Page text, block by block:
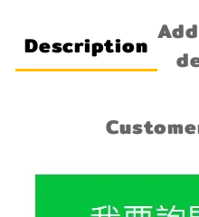
Description